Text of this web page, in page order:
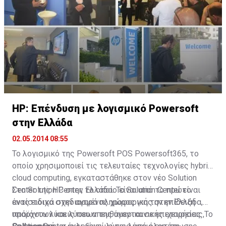
του.
HP: Επένδυση με λογισμικό Powersoft
στην Ελλάδα
02.05.2014 08:55
Το λογισμικό της Powersoft POS Powersoft365, το
οποίο χρησιμοποιεί τις τελευταίες τεχνολογίες hybrid
cloud computing, εγκαταστάθηκε στον νέο Solution
Center της HP στην Ελλάδα. Το Solution Center είναι
ένας ειδικά σχεδιασμένος χώρος για την επίδειξη
προϊόντων και λύσεων της αμερικανικής εταιρείας. Το
Στο Solution Center, το οποίο είναι από το πρώτο
αντίστοιχο στην αγορά πληροφορικής στην Ελλάδα,
υπάρχουν λύσεις που απευθύνονται σε επιχειρήσεις,